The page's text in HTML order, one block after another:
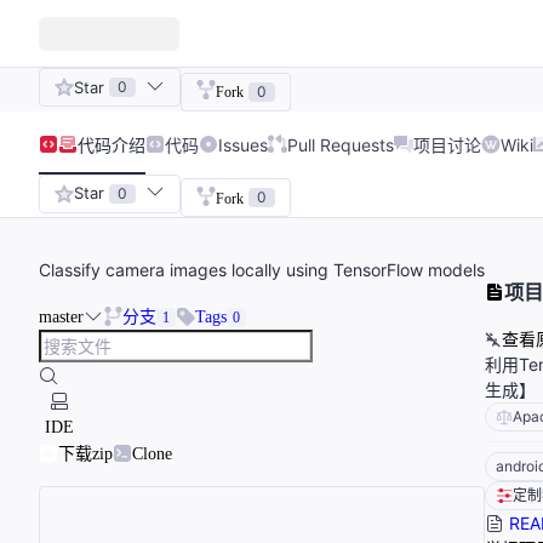
Star 0 Fork 0
代码介绍 代码 Issues Pull Requests 项目讨论 Wiki
Star 0 Fork 0
Classify camera images locally using TensorFlow models
master 分支 1 Tags 0
IDE
下载zip
Clone
项
查看
利用
生成】
定